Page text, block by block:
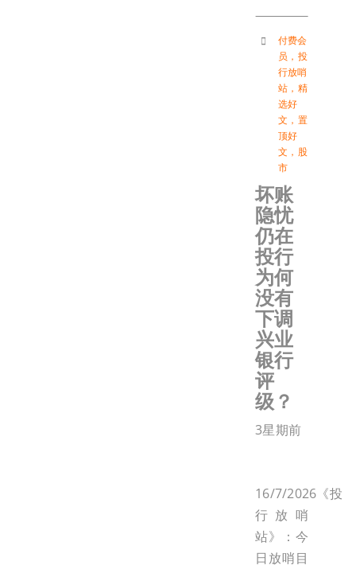
付费会
员 ， 投
行放哨
站 ， 精
选好
文 ， 置
顶好
文 ， 股
市
坏账
隐忧
仍在
投行
为何
没有
下调
兴业
银行
评
级？
3星期前
16/7/2026《投
行放哨
站》：今
日放哨目